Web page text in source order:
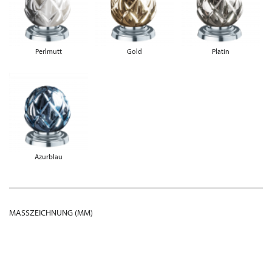
Perlmutt Gold Platin
Azurblau
MASSZEICHNUNG (MM)